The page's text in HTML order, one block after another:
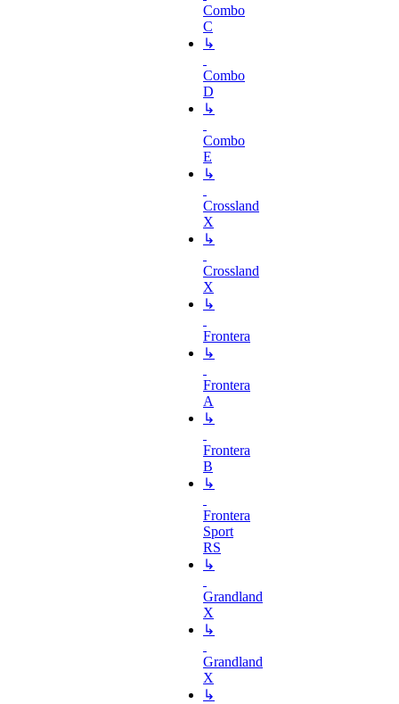
Combo
C
↳
Combo
D
↳
Combo
E
↳
Crossland
X
↳
Crossland
X
↳
Frontera
↳
Frontera
A
↳
Frontera
B
↳
Frontera
Sport
RS
↳
Grandland
X
↳
Grandland
X
↳